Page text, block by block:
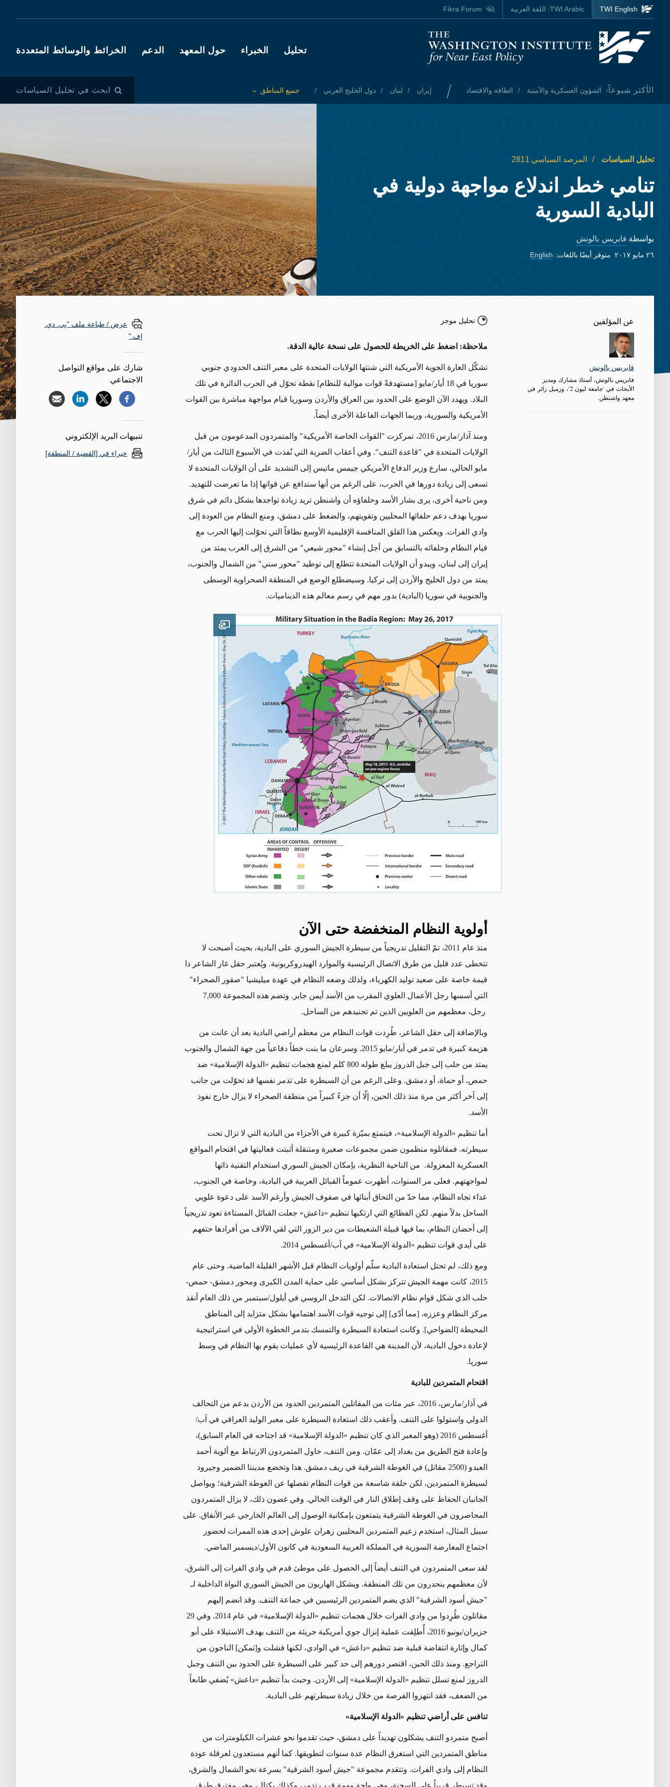
Skip to main content
Homepage
Main navigation
تحليل الخبراء حول المعهد الدعم الخرائط والوسائط المتعددة
الأكثر شيوعاً: الشؤون العسكرية والأمنية الطاقة والاقتصاد / إيران لبنان دول الخليج العربي
Toggle List of
جميع المناطق ابحث في تحليل السياسات
TWI English
TWI Arabic: اللغة العربية Fikra Forum
تحليل السياسات المرصد السياسي 2811
تنامي خطر اندلاع مواجهة دولية في
البادية السورية
بواسطة فابريس بالونش
٢٦ مايو ٢٠١٧ متوفر أيضًا باللغات: English
عن المؤلفين
فابريس بالونش
فابريس بالونش، أستاذ مشارك ومدير
الأبحاث في "جامعة ليون 2"، وزميل زائر في
معهد واشنطن.
تحليل موجز
ملاحظة: اضغط على الخريطة للحصول على نسخة عالية الدقة.
تشكّل الغارة الجوية الأمريكية التي شنتها الولايات المتحدة على معبر التنف الحدودي جنوبي
سوريا في 18 أيار/مايو [مستهدفةً قوات موالية للنظام] نقطة تحوّل في الحرب الدائرة في تلك
البلاد. ويهدد الآن الوضع على الحدود بين العراق والأردن وسوريا قيام مواجهة مباشرة بين القوات
الأمريكية والسورية، وربما الجهات الفاعلة الأخرى أيضاً.
ومنذ آذار/مارس 2016، تمركزت "القوات الخاصة الأمريكية" والمتمردون المدعومون من قبل
الولايات المتحدة في "قاعدة التنف". وفي أعقاب الضربة التي نُفذت في الأسبوع الثالث من أيار/
مايو الحالي، سارع وزير الدفاع الأمريكي جيمس ماتيس إلى التشديد على أن الولايات المتحدة لا
تسعى إلى زيادة دورها في الحرب، على الرغم من أنها ستدافع عن قواتها إذا ما تعرضت للتهديد.
ومن ناحية أخرى، يرى بشار الأسد وحلفاؤه أن واشنطن تريد زيادة تواجدها بشكل دائم في شرق
سوريا بهدف دعم حلفائها المحليين وتقويتهم، والضغط على دمشق، ومنع النظام من العودة إلى
وادي الفرات. ويعكس هذا القلق المنافسة الإقليمية الأوسع نطاقاً التي تحوّلت إليها الحرب مع
قيام النظام وحلفائه بالتسابق من أجل إنشاء "محور شيعي" من الشرق إلى الغرب يمتد من
إيران إلى لبنان، ويبدو أن الولايات المتحدة تتطلع إلى توطيد "محور سني" من الشمال والجنوب،
يمتد من دول الخليج والأردن إلى تركيا. وسيضطلع الوضع في المنطقة الصحراوية الوسطى
والجنوبية في سوريا (البادية) بدور مهم في رسم معالم هذه الديناميات.
Open image
أولوية النظام المنخفضة حتى الآن
منذ عام 2011، تمّ التقليل تدريجياً من سيطرة الجيش السوري على البادية، بحيث أصبحت لا
تتخطى عدد قليل من طرق الاتصال الرئيسية والموارد الهيدروكربونية. ويُعتبر حقل غاز الشاعر ذا
قيمة خاصة على صعيد توليد الكهرباء، ولذلك وضعه النظام في عهدة ميليشيا "صقور الصحراء"
التي أسسها رجل الأعمال العلوي المقرب من الأسد أيمن جابر. وتضم هذه المجموعة7,000
رجل، معظمهم من العلويين الذين تم تجنيدهم من الساحل.
وبالإضافة إلى حقل الشاعر، طُرِدت قوات النظام من معظم أراضي البادية بعد أن عانت من
هزيمة كبيرة في تدمر في أيار/مايو 2015. وسرعان ما بنت خطاً دفاعياً من جهة الشمال والجنوب
يمتد من حلب إلى جبل الدروز يبلغ طوله 800 كلم لمنع هجمات تنظيم «الدولة الإسلامية» ضد
حمص، أو حماة، أو دمشق. وعلى الرغم من أن السيطرة على تدمر نفسها قد تحوّلت من جانب
إلى آخر أكثر من مرة منذ ذلك الحين، إلّا أن جزءً كبيراً من منطقة الصحراء لا يزال خارج نفوذ
الأسد.
أما تنظيم «الدولة الإسلامية»، فيتمتع بميّزة كبيرة في الأجزاء من البادية التي لا تزال تحت
سيطرته. فمقاتلوه منظمون ضمن مجموعات صغيرة ومتنقلة أثبتت فعاليتها في اقتحام المواقع
العسكرية المعزولة. من الناحية النظرية، بإمكان الجيش السوري استخدام التقنية ذاتها
لمواجهتهم. فعلى مر السنوات، أظهرت عموماً القبائل العربية في البادية، وخاصة في الجنوب،
عداء تجاه النظام، مما حدّ من التحاق أبنائها في صفوف الجيش وأرغم الأسد على دعوة علويي
الساحل بدلاً منهم. لكن الفظائع التي ارتكبها تنظيم «داعش» جعلت القبائل المستاءة تعود تدريجياً
إلى أحضان النظام، بما فيها قبيلة الشعيطات من دير الزور التي لقي الآلاف من أفرادها حتفهم
على أيدي قوات تنظيم «الدولة الإسلامية» في آب/أغسطس 2014.
ومع ذلك، لم تحتل استعادة البادية سلّم أولويات النظام قبل الأشهر القليلة الماضية. وحتى عام
2015، كانت مهمة الجيش تتركز بشكل أساسي على حماية المدن الكبرى ومحور دمشق- حمص-
حلب الذي شكل قوام نظام الاتصالات. لكن التدخل الروسي في أيلول/سبتمبر من ذلك العام أنقذ
مركز النظام وعززه، [مما أدّى] إلى توجيه قوات الأسد اهتمامها بشكل متزايد إلى المناطق
المحيطة [الضواحي]. وكانت استعادة السيطرة والتمسك بتدمر الخطوة الأولى في استراتيجية
لإعادة دخول البادية، لأن المدينة هي القاعدة الرئيسية لأي عمليات يقوم بها النظام في وسط
سوريا.
اقتحام المتمردين للبادية
في آذار/مارس، 2016، عبر مئات من المقاتلين المتمردين الحدود من الأردن بدعم من التحالف
الدولي واستولوا على التنف. وأعقب ذلك استعادة السيطرة على معبر الوليد العراقي في آب/
أغسطس 2016 (وهو المعبر الذي كان تنظيم «الدولة الإسلامية» قد اجتاحه في العام السابق)،
وإعادة فتح الطريق من بغداد إلى عمّان. ومن التنف، حاول المتمردون الارتباط مع ألوية أحمد
العبدو (2500 مقاتل) في الغوطة الشرقية في ريف دمشق. هذا وتخضع مدينتا الضمير وجيرود
لسيطرة المتمردين، لكن حلقة شاسعة من قوات النظام تفصلها عن الغوطة الشرقية؛ ويواصل
الجانبان الحفاظ على وقف إطلاق النار في الوقت الحالي. وفي غضون ذلك، لا يزال المتمردون
المحاصرون في الغوطة الشرقية يتمتعون بإمكانية الوصول إلى العالم الخارجي عبر الأنفاق. على
سبيل المثال، استخدم زعيم المتمردين المحليين زهران علوش إحدى هذه الممرات لحضور
اجتماع المعارضة السورية في المملكة العربية السعودية في كانون الأول/ديسمبر الماضي.
لقد سعى المتمردون في التنف أيضاً إلى الحصول على موطئ قدم في وادي الفرات إلى الشرق،
لأن معظمهم ينحدرون من تلك المنطقة. ويشكل الهاربون من الجيش السوري النواة الداخلية لـ
"جيش أسود الشرقية" الذي يضم المتمردين الرئيسيين في جماعة التنف. وقد انضم إليهم
مقاتلون طُرِدوا من وادي الفرات خلال هجمات تنظيم «الدولة الإسلامية» في عام 2014. وفي 29
حزيران/يونيو 2016، أُطلِقت عملية إنزال جوي أمريكية جريئة من التنف بهدف الاستيلاء على أبو
كمال وإثارة انتفاضة قبلية ضد تنظيم «داعش» في الوادي، لكنها فشلت و[تمكن] الناجون من
التراجع. ومنذ ذلك الحين، اقتصر دورهم إلى حد كبير على السيطرة على الحدود بين التنف وجبل
الدروز لمنع تسلل تنظيم «الدولة الإسلامية» إلى الأردن. وحيث بدأ تنظيم «داعش» يُضفي طابعاً
من الضعف، فقد انتهزوا الفرصة من خلال زيادة سيطرتهم على البادية.
تنافس على أراضي تنظيم «الدولة الإسلامية»
أصبح متمردو التنف يشكلون تهديداً على دمشق، حيث تقدموا نحو عشرات الكيلومترات من
مناطق المتمردين التي استغرق النظام عدة سنوات لتطويقها. كما أنهم مستعدون لعرقلة عودة
النظام إلى وادي الفرات. وتتقدم مجموعة "جيش أسود الشرقية" بسرعة نحو الشمال والشرق،
وقد تسيطر قريباً على السخنة، وهي واحة مهمة قرب تدمر، وكذلك بكتال، وهي مفترق طرق
عرض / طباعة ملف "پي. دي.
إف."
شارك على مواقع التواصل
الاجتماعي
تنبيهات البريد الإلكتروني
خبراء في [القضية / المنطقة]